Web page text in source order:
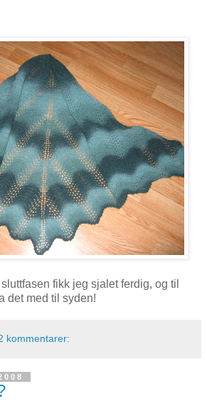
fikk jeg sjalet ferdig, og til
det med til syden!
kommentarer: